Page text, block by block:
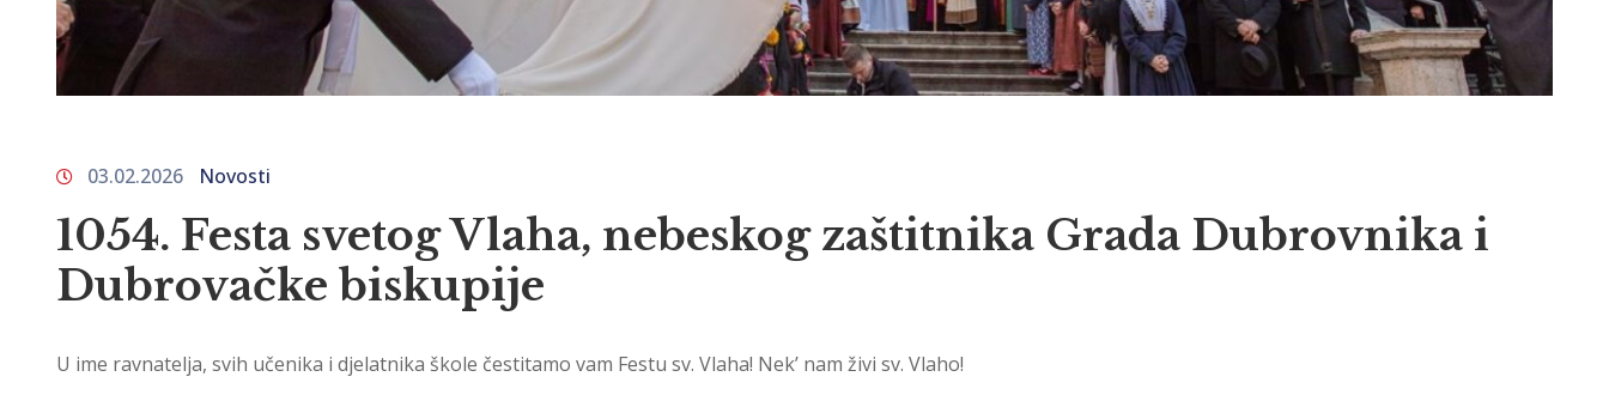
03.02.2026 Novosti
1054. Festa svetog Vlaha, nebeskog zaštitnika Grada Dubrovnika i
Dubrovačke biskupije
U ime ravnatelja, svih učenika i djelatnika škole čestitamo vam Festu sv. Vlaha! Nekʼ nam živi sv. Vlaho!